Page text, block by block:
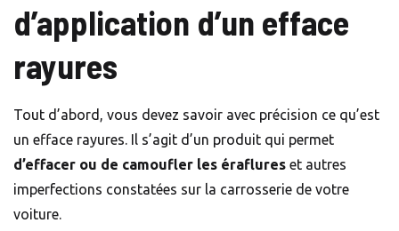
d’application d’un efface
rayures
Tout d’abord, vous devez savoir avec précision ce qu’est
un efface rayures. Il s’agit d’un produit qui permet
d’effacer ou de camoufler les éraflures et autres
imperfections constatées sur la carrosserie de votre
voiture.